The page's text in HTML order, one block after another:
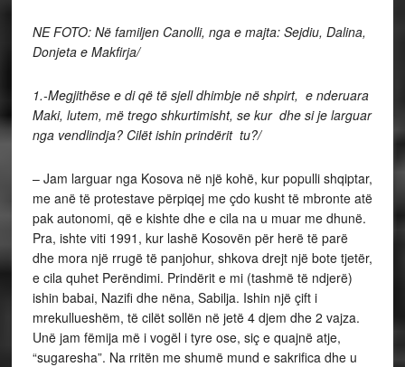
NE FOTO: Në familjen Canolli, nga e majta: Sejdiu, Dalina,
Donjeta e Makfirja/
1.-Megjithëse e di që të sjell dhimbje në shpirt, e nderuara
Maki, lutem, më trego shkurtimisht, se kur dhe si je larguar
nga vendlindja? Cilët ishin prindërit tu?/
– Jam larguar nga Kosova në një kohë, kur populli shqiptar,
me anë të protestave përpiqej me çdo kusht të mbronte atë
pak autonomi, që e kishte dhe e cila na u muar me dhunë.
Pra, ishte viti 1991, kur lashë Kosovën për herë të parë
dhe mora një rrugë të panjohur, shkova drejt një bote tjetër,
e cila quhet Perëndimi. Prindërit e mi (tashmë të ndjerë)
ishin babai, Nazifi dhe nëna, Sabilja. Ishin një çift i
mrekullueshëm, të cilët sollën në jetë 4 djem dhe 2 vajza.
Unë jam fëmija më i vogël i tyre ose, siç e quajnë atje,
“sugaresha”. Na rritën me shumë mund e sakrifica dhe u